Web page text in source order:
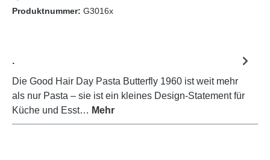
Produktnummer: G3016x
.
Die Good Hair Day Pasta Butterfly 1960 ist weit mehr
als nur Pasta – sie ist ein kleines Design-Statement für
Küche und Esst… Mehr